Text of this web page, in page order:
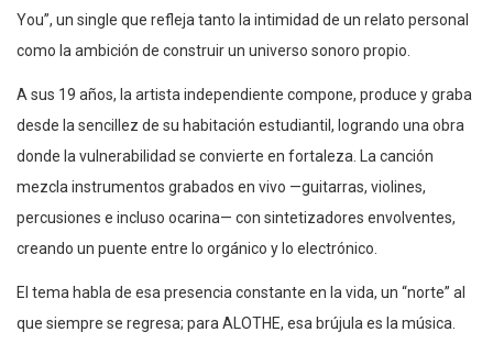
You”, un single que refleja tanto la intimidad de un relato personal
como la ambición de construir un universo sonoro propio.
A sus 19 años, la artista independiente compone, produce y graba
desde la sencillez de su habitación estudiantil, logrando una obra
donde la vulnerabilidad se convierte en fortaleza. La canción
mezcla instrumentos grabados en vivo —guitarras, violines,
percusiones e incluso ocarina— con sintetizadores envolventes,
creando un puente entre lo orgánico y lo electrónico.
El tema habla de esa presencia constante en la vida, un “norte” al
que siempre se regresa; para ALOTHE, esa brújula es la música.